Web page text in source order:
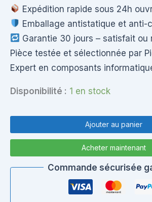
Expédition rapide sous 24h
Emballage antistatique et anti-
Garantie 30 jours – satisfait ou
Pièce testée et sélectionnée par
Expert en composants
Disponibilité : 1 en stock
Mémoire
RAM
Ajouter au panier
Acheter maintenant
Commande sécurisée